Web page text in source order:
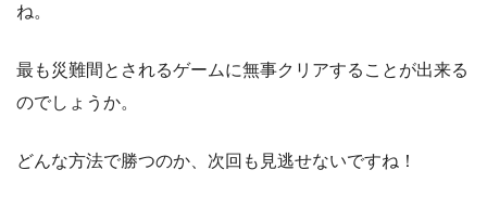
ね。
最も災難間とされるゲームに無事クリアすることが出来る
のでしょうか。
どんな方法で勝つのか、次回も見逃せないですね！